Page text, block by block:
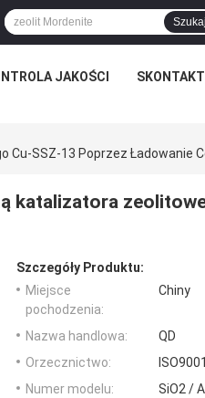
Szukaj
JAKOŚCI
SSZ-13 Poprzez Ładowanie
katalizatora
Szczegóły Produktu:
Miejsce
pochodzenia:
Chiny
Nazwa handlowa:
QD
Orzecznictwo:
Numer modelu:
SiO2 /